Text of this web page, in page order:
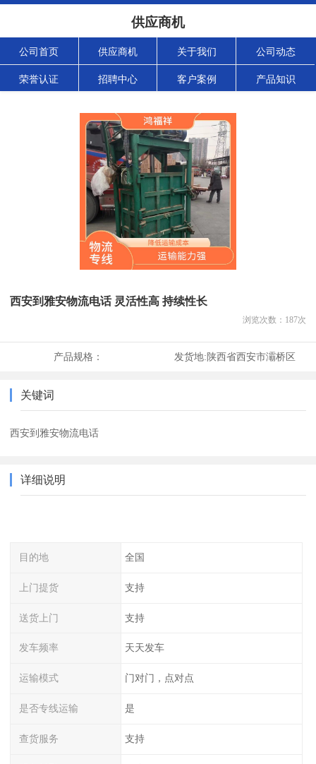
供应商机
公司首页 供应商机 关于我们 公司动态
荣誉认证 招聘中心 客户案例 产品知识
西安到雅安物流电话 灵活性高 持续性长
浏览次数： 187次
产品规格： 发货地:陕西省西安市灞桥区
关键词
西安到雅安物流电话
详细说明
目的地 全国
上门提货 支持
送货上门 支持
发车频率 天天发车
运输模式 门对门，点对点
是否专线运输 是
查货服务 支持